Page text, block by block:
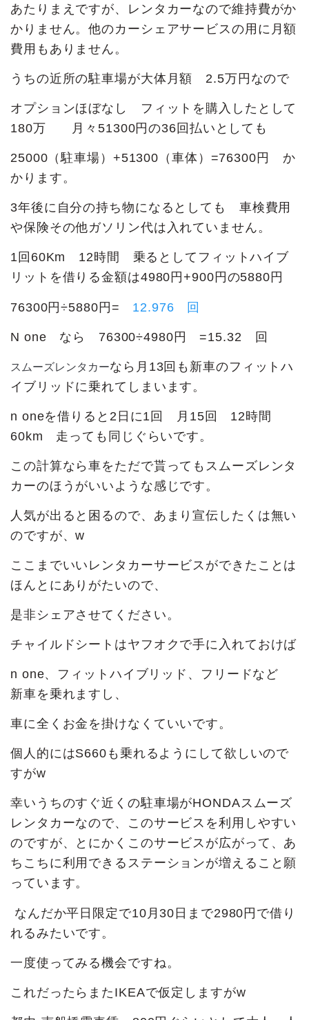
あたりまえですが、レンタカーなので維持費がか
かりません。他のカーシェアサービスの用に月額
費用もありません。
うちの近所の駐車場が大体月額 2.5万円なので
オプションほぼなし フィットを購入したとして
180万 月々51300円の36回払いとしても
25000（駐車場）+51300（車体）=76300円 か
かります。
3年後に自分の持ち物になるとしても 車検費用
や保険その他ガソリン代は入れていません。
1回60Km 12時間 乗るとしてフィットハイブ
リットを借りる金額は4980円+900円の5880円
76300円÷5880円= 12.976 回
N one なら 76300÷4980円 =15.32 回
スムーズレンタカーなら月13回も新車のフィットハ
イブリッドに乗れてしまいます。
n oneを借りると2日に1回 月15回 12時間
60km 走っても同じぐらいです。
この計算なら車をただで貰ってもスムーズレンタ
カーのほうがいいような感じです。
人気が出ると困るので、あまり宣伝したくは無い
のですが、w
ここまでいいレンタカーサービスができたことは
ほんとにありがたいので、
是非シェアさせてください。
チャイルドシートはヤフオクで手に入れておけば
n one、フィットハイブリッド、フリードなど
新車を乗れますし、
車に全くお金を掛けなくていいです。
個人的にはS660も乗れるようにして欲しいので
すがw
幸いうちのすぐ近くの駐車場がHONDAスムーズ
レンタカーなので、このサービスを利用しやすい
のですが、とにかくこのサービスが広がって、あ
ちこちに利用できるステーションが増えること願
っています。
なんだか平日限定で10月30日まで2980円で借り
れるみたいです。
一度使ってみる機会ですね。
これだったらまたIKEAで仮定しますがw